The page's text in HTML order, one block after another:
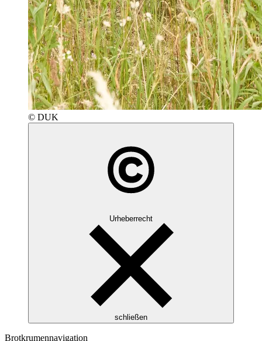
© DUK
Urheberrecht
schließen
Brotkrumennavigation